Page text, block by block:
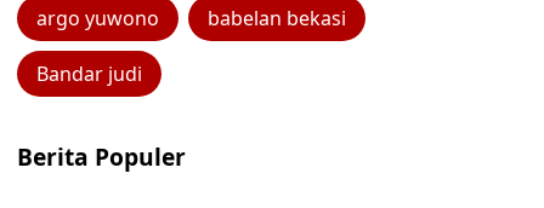
argo yuwono babelan bekasi
Bandar judi
Berita Populer